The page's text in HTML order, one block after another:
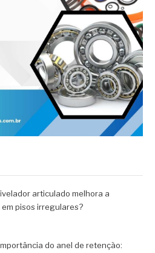
articulado melhora a
pisos irregulares?
do anel de retenção: